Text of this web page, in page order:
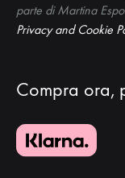
parte di Martina
Privacy and Cookie
Compra ora,